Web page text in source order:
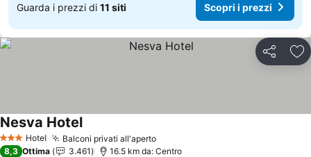
Guarda i prezzi di 11 siti Scopri i prezzi
Condividi
3 StelleHotel Balconi privati all'apertoScopri i prezzi
Nesva HotelScopri i prezzi
8,3 Ottima 3.461 16.5 km da: Centro